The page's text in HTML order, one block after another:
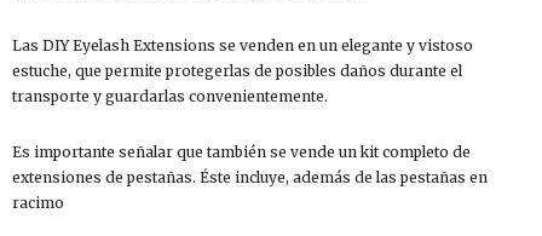
Las DIY Eyelash Extensions se venden en un elegante y vistoso
estuche, que permite protegerlas de posibles daños durante el
transporte y guardarlas convenientemente.
Es importante señalar que también se vende un kit completo de
extensiones de pestañas. Éste incluye, además de las pestañas en
racimo